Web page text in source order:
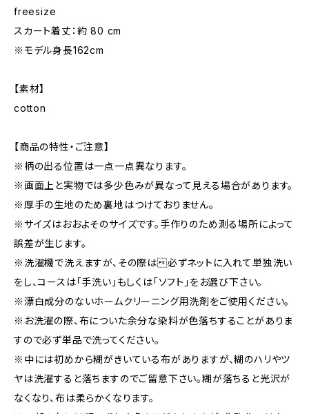
freesize
スカート着丈：約 80 cm
※モデル身長162cm
【素材】
cotton
【商品の特性・ご注意】
※柄の出る位置は一点一点異なります。
※画面上と実物では多少色みが異なって見える場合があります。
※厚手の生地のため裏地はつけておりません。
※サイズはおおよそのサイズです。手作りのため測る場所によって
誤差が生じます。
※洗濯機で洗えますが、その際は必ずネットに入れて単独洗い
をし、コースは「手洗い」もしくは「ソフト」をお選び下さい。
※漂白成分のないホームクリーニング用洗剤をご使用ください。
※お洗濯の際、布についた余分な染料が色落ちすることがありま
すので必ず単品で洗ってください。
※中には初めから糊がきいている布がありますが、糊のハリやツ
ヤは洗濯すると落ちますのでご留意下さい。糊が落ちると光沢が
なくなり、布は柔らかくなります。